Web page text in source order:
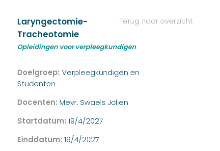
Terug naar overzicht
Laryngectomie-
Tracheotomie
Opleidingen voor verpleegkundigen
Doelgroep: Verpleegkundigen en
Studenten
Docenten: Mevr. Swaels Jolien
Startdatum: 19/4/2027
Einddatum: 19/4/2027